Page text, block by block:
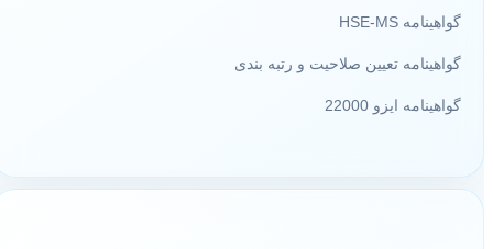
گواهینامه HSE-MS
گواهینامه تعیین صلاحیت و رتبه بندی
گواهینامه ایزو 22000